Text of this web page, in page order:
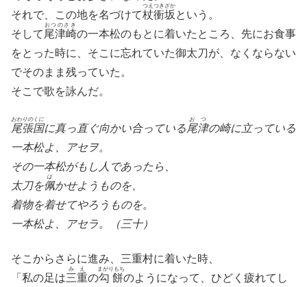
それで、この地を名づけて杖衝坂
つえつきざか
という。
そして 尾津崎
おつのさき
の一本松のもとに着いたところ、先にお食事
をとった時に、そこに忘れていた御太刀が、なくならない
でそのまま残っていた。
そこで歌を詠んだ。
尾張国
おわりのくに
に真っ直ぐ向かい合っている尾津
おつ
の崎に立っている
一本松よ、アセヲ。
その一本松がもし人であったら、
太刀を佩
は
かせようものを、
着物を着せてやろうものを。
一本松よ、アセラ。（三十）
そこからさらに進み、三重村に着いた時、
「私の足は三重
みえ
の勾餅
まがりもち
のようになって、ひどく疲れてし